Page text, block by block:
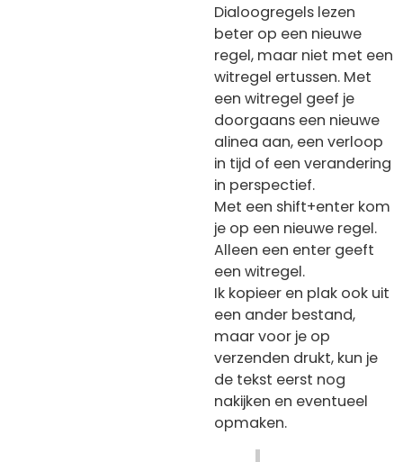
Dialoogregels lezen
beter op een nieuwe
regel, maar niet met een
witregel ertussen. Met
een witregel geef je
doorgaans een nieuwe
alinea aan, een verloop
in tijd of een verandering
in perspectief.
Met een shift+enter kom
je op een nieuwe regel.
Alleen een enter geeft
een witregel.
Ik kopieer en plak ook uit
een ander bestand,
maar voor je op
verzenden drukt, kun je
de tekst eerst nog
nakijken en eventueel
opmaken.